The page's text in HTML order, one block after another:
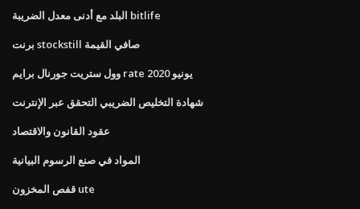
البلد مع أدنى معدل الضريبة bitlife
برنت stockstill صافي القيمة
وول ستريت جورنال برايم rate يونيو 2020
شهادة التخليص الضريبي التحقق عبر الإنترنت
عقود القانون والاقتصاد
المواد في صنع الرسوم البيانية
قفص المخزون ute